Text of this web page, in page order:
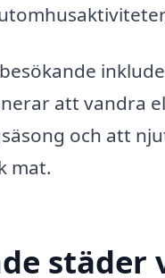
att vandra
och att
mat.
städer